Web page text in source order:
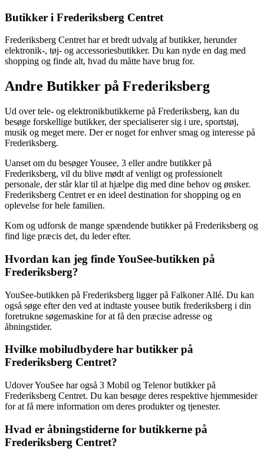
Butikker i Frederiksberg Centret
Frederiksberg Centret har et bredt udvalg af butikker, herunder
elektronik-, tøj- og accessoriesbutikker. Du kan nyde en dag med
shopping og finde alt, hvad du måtte have brug for.
Andre Butikker på Frederiksberg
Ud over tele- og elektronikbutikkerne på Frederiksberg, kan du
besøge forskellige butikker, der specialiserer sig i ure, sportstøj,
musik og meget mere. Der er noget for enhver smag og interesse på
Frederiksberg.
Uanset om du besøger Yousee, 3 eller andre butikker på
Frederiksberg, vil du blive mødt af venligt og professionelt
personale, der står klar til at hjælpe dig med dine behov og ønsker.
Frederiksberg Centret er en ideel destination for shopping og en
oplevelse for hele familien.
Kom og udforsk de mange spændende butikker på Frederiksberg og
find lige præcis det, du leder efter.
Hvordan kan jeg finde YouSee-butikken på
Frederiksberg?
YouSee-butikken på Frederiksberg ligger på Falkoner Allé. Du kan
også søge efter den ved at indtaste yousee butik frederiksberg i din
foretrukne søgemaskine for at få den præcise adresse og
åbningstider.
Hvilke mobiludbydere har butikker på
Frederiksberg Centret?
Udover YouSee har også 3 Mobil og Telenor butikker på
Frederiksberg Centret. Du kan besøge deres respektive hjemmesider
for at få mere information om deres produkter og tjenester.
Hvad er åbningstiderne for butikkerne på
Frederiksberg Centret?